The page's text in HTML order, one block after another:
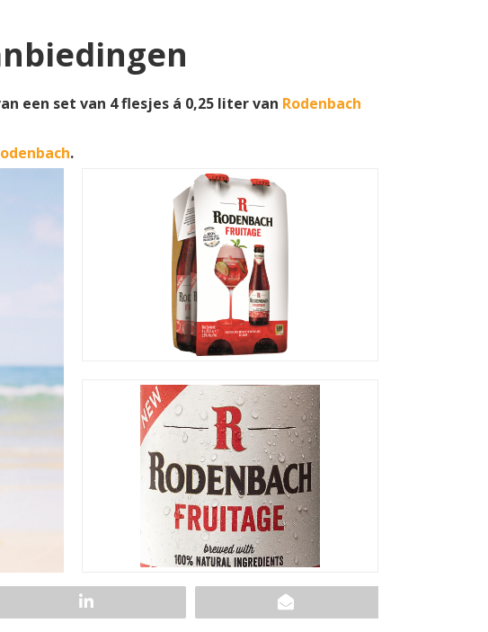
een set van 4 flesjes á 0,25 liter van Rodenbach
.